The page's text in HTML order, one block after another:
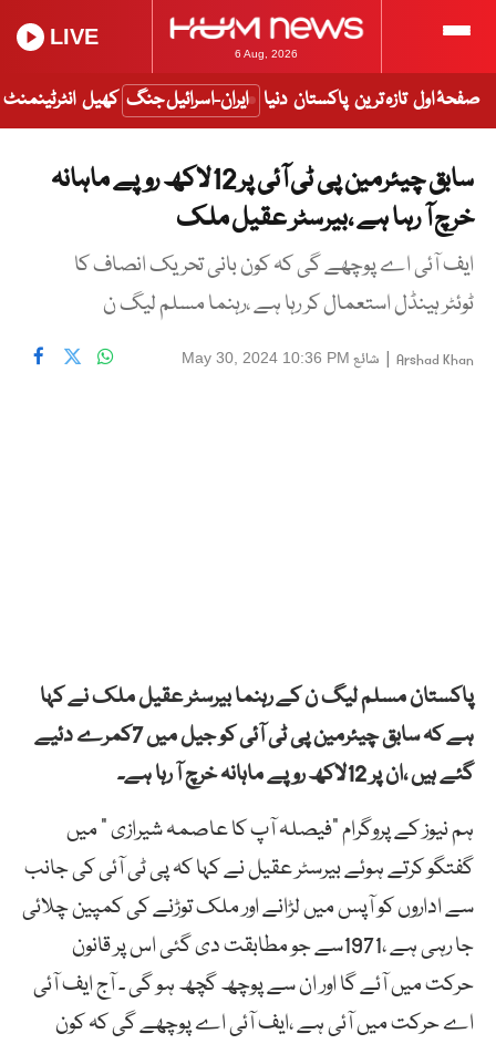
6 Aug, 2026
LIVE
صفحۂ اول تازہ ترین پاکستان دنیا ایران-اسرائیل جنگ کھیل انٹرٹینمنٹ
سابق چیئرمین پی ٹی آئی پر 12لاکھ روپے ماہانہ
خرچ آ رہا ہے ،بیرسٹر عقیل ملک
ایف آئی اے پوچھے گی کہ کون بانی تحریک انصاف کا
ٹوئٹر ہینڈل استعمال کر رہا ہے ،رہنما مسلم لیگ ن
Arshad Khan
| شائع May 30, 2024 10:36 PM
پاکستان مسلم لیگ ن کے رہنما بیرسٹر عقیل ملک نے کہا
ہے کہ سابق چیئرمین پی ٹی آئی کو جیل میں 7کمرے دئیے
گئے ہیں ،ان پر 12لاکھ روپے ماہانہ خرچ آ رہا ہے۔
ہم نیوز کے پروگرام ”فیصلہ آپ کا عاصمہ شیرازی ” میں
گفتگو کرتے ہوئے بیرسٹر عقیل نے کہا کہ پی ٹی آئی کی جانب
سے اداروں کو آپس میں لڑانے اور ملک توڑنے کی کمپین چلائی
جا رہی ہے ،1971سے جو مطابقت دی گئی اس پر قانون
حرکت میں آئے گا اور ان سے پوچھ گچھ ہو گی ۔ آج ایف آئی
اے حرکت میں آئی ہے ،ایف آئی اے پوچھے گی کہ کون